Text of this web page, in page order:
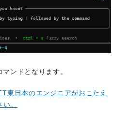
マンドとなります。
東日本のエンジニアがおこたえ
。